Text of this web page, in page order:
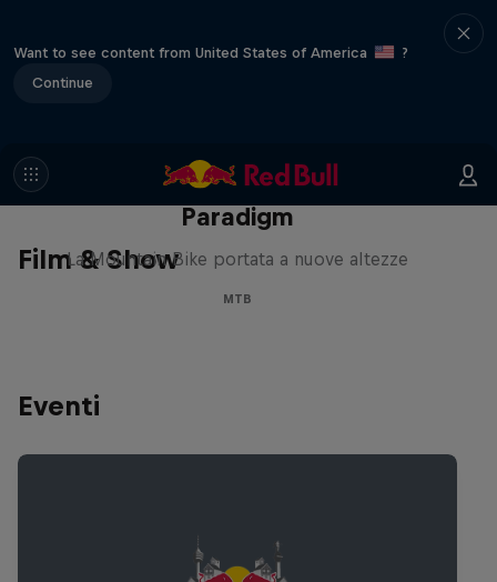
Want to see content from United States of America
?
Continue
Film & Show
Paradigm
La Mountain Bike portata a nuove altezze
MTB
Eventi